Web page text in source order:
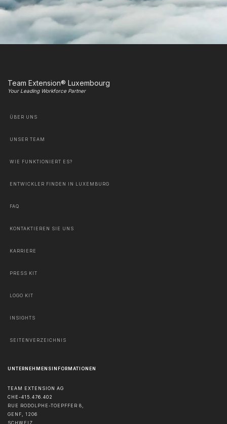
Team Extension® Luxembourg
Your Leading Workforce Partner
ÜBER UNS
UNSER TEAM
WIE FUNKTIONIERT ES?
ENTWICKLER FINDEN IN LUXEMBURG
FAQ
KONTAKTIEREN SIE UNS
KARRIERE
PRESS KIT
LOGO KIT
INSIGHTS
SEITENVERZEICHNIS
UNTERNEHMENSINFORMATIONEN
TEAM EXTENSION AG
CHE-415.476.402
RUE RODOLPHE-TOEPFFER 8,
GENF, 1206